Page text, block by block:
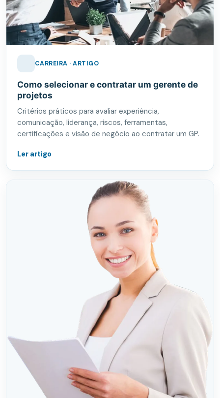
CARREIRA · ARTIGO
Como selecionar e contratar um gerente de
projetos
Critérios práticos para avaliar experiência,
comunicação, liderança, riscos, ferramentas,
certificações e visão de negócio ao contratar um GP.
Ler artigo